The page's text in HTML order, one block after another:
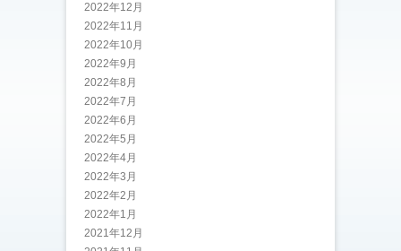
2022年12月
2022年11月
2022年10月
2022年9月
2022年8月
2022年7月
2022年6月
2022年5月
2022年4月
2022年3月
2022年2月
2022年1月
2021年12月